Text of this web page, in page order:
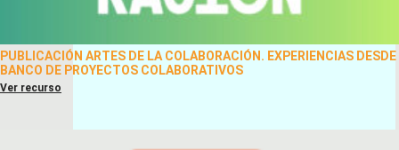
PUBLICACIÓN ARTES DE LA COLABORACIÓN. EXPERIENCIAS DESDE
BANCO DE PROYECTOS COLABORATIVOS
Ver recurso